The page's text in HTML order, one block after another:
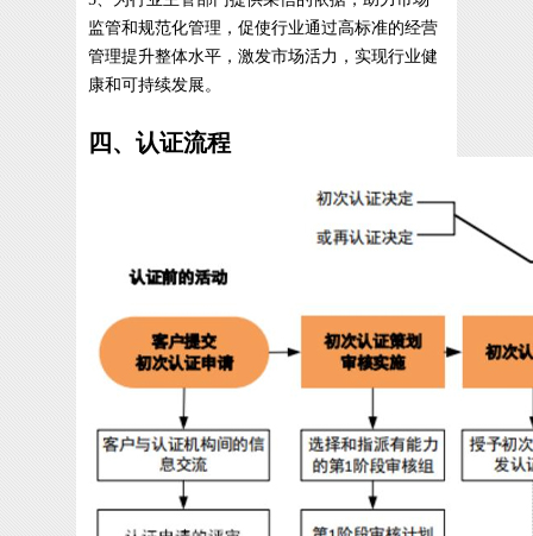
监管和规范化管理，促使行业通过高标准的经营
管理提升整体水平，激发市场活力，实现行业健
康和可持续发展。
四、认证流程